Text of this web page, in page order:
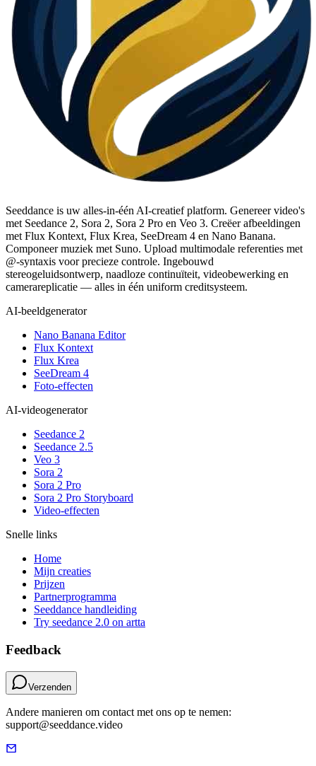
Seeddance is uw alles-in-één AI-creatief platform. Genereer video's
met Seedance 2, Sora 2, Sora 2 Pro en Veo 3. Creëer afbeeldingen
met Flux Kontext, Flux Krea, SeeDream 4 en Nano Banana.
Componeer muziek met Suno. Upload multimodale referenties met
@-syntaxis voor precieze controle. Ingebouwd
stereogeluidsontwerp, naadloze continuïteit, videobewerking en
camerareplicatie — alles in één uniform creditsysteem.
AI-beeldgenerator
Nano Banana Editor
Flux Kontext
Flux Krea
SeeDream 4
Foto-effecten
AI-videogenerator
Seedance 2
Seedance 2.5
Veo 3
Sora 2
Sora 2 Pro
Sora 2 Pro Storyboard
Video-effecten
Snelle links
Home
Mijn creaties
Prijzen
Partnerprogramma
Seeddance handleiding
Try seedance 2.0 on artta
Feedback
Verzenden
Andere manieren om contact met ons op te nemen:
support@seeddance.video